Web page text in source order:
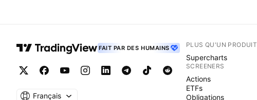
FAIT PAR DES HUMAINS
Français
PLUS QU'UN PRODUIT
Supercharts
SCREENERS
Actions
ETFs
Obligations